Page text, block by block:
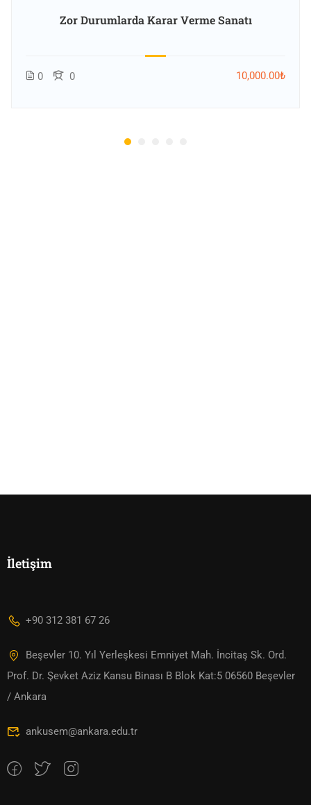
Zor Durumlarda Karar Verme Sanatı
0 0 10,000.00₺
İletişim
+90 312 381 67 26
Beşevler 10. Yıl Yerleşkesi Emniyet Mah. İncitaş Sk. Ord.
Prof. Dr. Şevket Aziz Kansu Binası B Blok Kat:5 06560 Beşevler
/ Ankara
ankusem@ankara.edu.tr